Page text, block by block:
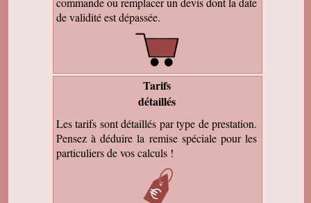
de validité est dépassée.
Tarifs
détaillés
Les tarifs sont détaillés par type de prestation.
Pensez à déduire la remise spéciale pour les
particuliers de vos calculs !